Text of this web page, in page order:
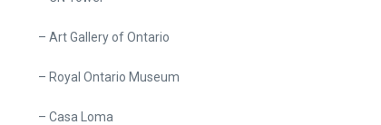
– Art Gallery of Ontario
– Royal Ontario Museum
– Casa Loma